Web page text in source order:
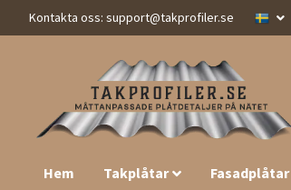
Kontakta oss: support@takprofiler.se
Hem Takplåtar Fasadplåtar